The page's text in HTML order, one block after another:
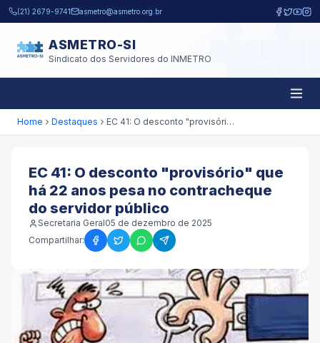
Pular para o conteúdo principal
(21) 2679-9741 asmetro@asmetro.org.br
ASMETRO-SI
Sindicato dos Servidores do INMETRO
Home Destaques EC 41: O desconto "provisório" que há 22 anos pesa no contracheque do servidor público
EC 41: O desconto "provisório" que
há 22 anos pesa no contracheque
do servidor público
Secretaria Geral05 de dezembro de 2025
Compartilhar: